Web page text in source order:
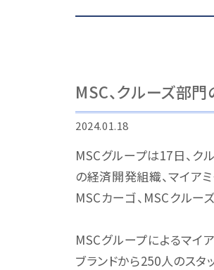
MSC、クルーズ部
2024.01.18
MSCグループは17日、ク
の経済開発組織、マイア
MSCカーゴ、MSCクルー
MSCグループによるマイ
ブランドから250人のス